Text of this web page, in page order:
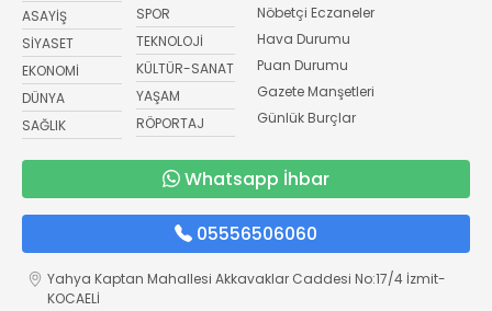
ASAYİŞ
SİYASET
EKONOMİ
DÜNYA
SAĞLIK
SPOR
TEKNOLOJİ
KÜLTÜR-SANAT
YAŞAM
RÖPORTAJ
Nöbetçi Eczaneler
Hava Durumu
Puan Durumu
Gazete Manşetleri
Günlük Burçlar
Whatsapp İhbar
05556506060
Yahya Kaptan Mahallesi Akkavaklar Caddesi No:17/4 İzmit-
KOCAELİ